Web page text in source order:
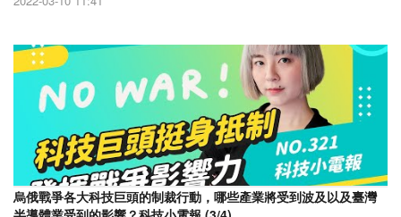
烏俄戰爭各大科技巨頭的制裁行動，哪些產業將受到波及以及臺灣